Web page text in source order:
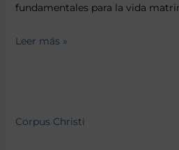
fundamentales para la vida
Leer más »
Corpus Christi